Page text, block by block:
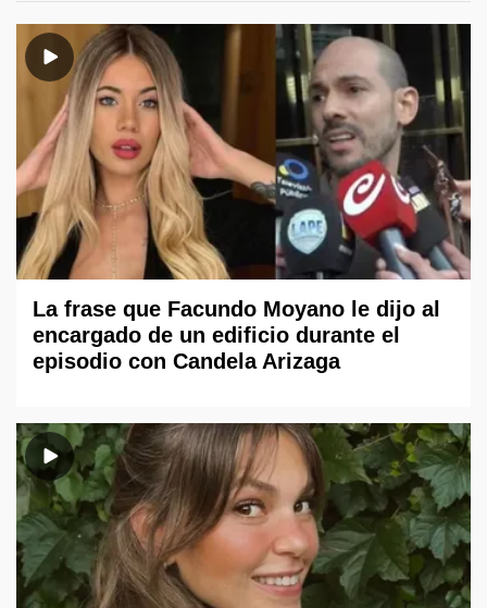
La frase que Facundo Moyano le dijo al
encargado de un edificio durante el
episodio con Candela Arizaga